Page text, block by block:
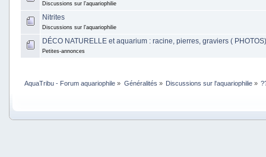
Discussions sur l'aquariophilie
Nitrites
Discussions sur l'aquariophilie
DÉCO NATURELLE et aquarium : racine, pierres, graviers (
Petites-annonces
AquaTribu - Forum aquariophile » Généralités » Discussions sur l'aquariophilie»